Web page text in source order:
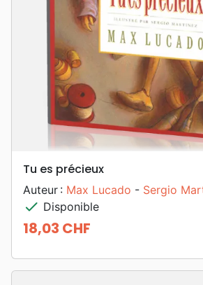
Tu es précieux
Auteur : Max Lucado - Sergio
check Disponible
Prix
18,03 CHF